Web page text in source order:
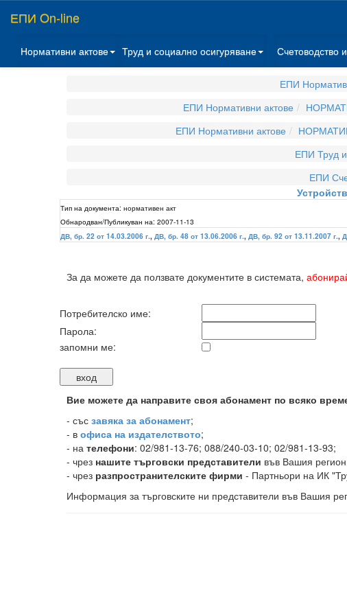
ЕПИ On-line
Нормативни актове Труд и социално осигуряване Счетоводство
ЕПИ
ЕПИ Нормативни актове
ЕПИ Нормативни актове
ЕПИ Труд
ЕПИ
Тип на документа: нормативен акт
Обнародван/Публикуван на: 2007-11-13
ДВ, бр. 22 от 14.03.2006 г., ДВ, бр. 48 от 13.06.2006 г., ДВ, бр. 92 от 13.11.2007 г.,
За да можете да ползвате документите в системата,
Потребителско име:
Парола:
запомни ме:
Вие можете да направите своя абонамент по всяко
- със завяка за абонамент;
- в офиса на издателството;
- на телефони: 02/981-13-76; 088/240-03-10; 02/981-13-93;
- чрез нашите търговски представители във Вашия
- чрез разпространителските фирми - Партньори на ИК
Информация за търговските ни представители във Вашия